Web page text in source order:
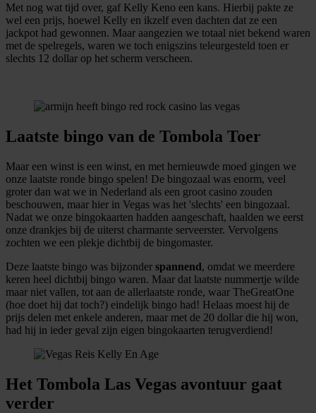
Met nog wat tijd over, gaf Kelly Keno een kans. Hierbij pakte ze
wel een prijs, hoewel Kelly en ikzelf even dachten dat ze een
jackpot had gewonnen. Maar aangezien we totaal niet bekend waren
met de spelregels, waren we toch enigszins teleurgesteld toen er
slechts 12 dollar op het scherm verscheen.
Laatste bingo van de Tombola Toer
Maar een winst is een winst, en met hernieuwde moed gingen we
onze laatste ronde bingo spelen! De bingozaal was enorm, veel
groter dan wat we in Nederland als een groot casino zouden
beschouwen, maar hier in Vegas was het 'slechts' een bingozaal.
Nadat we onze bingokaarten hadden aangeschaft, haalden we eerst
onze drankjes bij de uiterst charmante serveerster. Vervolgens
zochten we een plekje dichtbij de bingomaster.
Deze laatste bingo was bijzonder spannend, omdat we meerdere
keren heel dichtbij bingo waren. Maar dat laatste nummertje wilde
maar niet vallen, tot aan de allerlaatste ronde, waar TheGreatOne
(hoe doet hij dat toch?) eindelijk bingo had! Helaas moest hij de
prijs delen met enkele anderen, maar met de 20 dollar die hij won,
had hij in ieder geval zijn eigen bingokaarten terugverdiend!
Het Tombola Las Vegas avontuur gaat
verder